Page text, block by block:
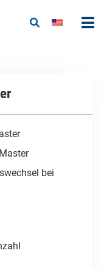
bei